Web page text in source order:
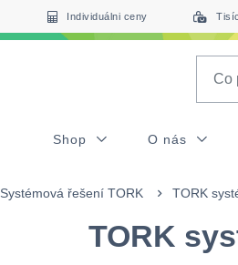
Individuálni ceny
Shop O nás
Systémová řešení TORK TORK
TORK